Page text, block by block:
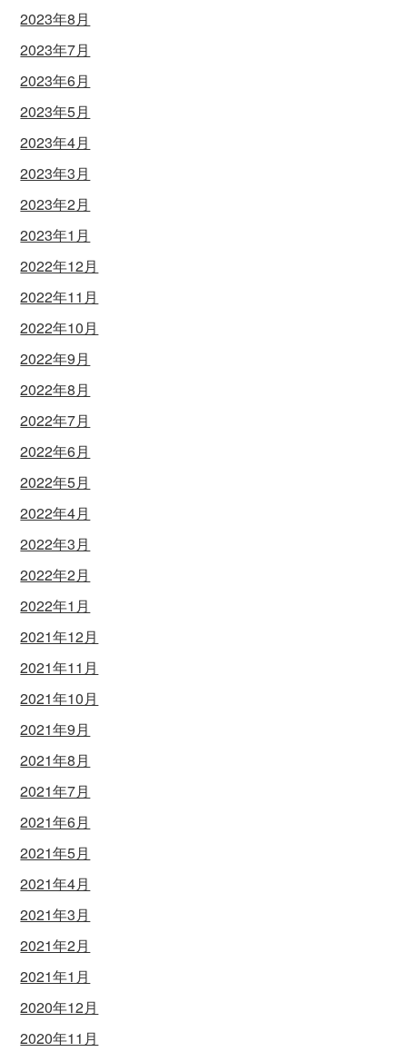
2023年8月
2023年7月
2023年6月
2023年5月
2023年4月
2023年3月
2023年2月
2023年1月
2022年12月
2022年11月
2022年10月
2022年9月
2022年8月
2022年7月
2022年6月
2022年5月
2022年4月
2022年3月
2022年2月
2022年1月
2021年12月
2021年11月
2021年10月
2021年9月
2021年8月
2021年7月
2021年6月
2021年5月
2021年4月
2021年3月
2021年2月
2021年1月
2020年12月
2020年11月